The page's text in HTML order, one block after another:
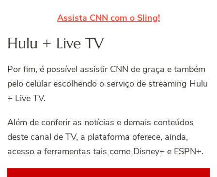
Assista CNN com o Sling!
Hulu + Live TV
Por fim, é possível assistir CNN de graça e também
pelo celular escolhendo o serviço de streaming Hulu
+ Live TV.
Além de conferir as notícias e demais conteúdos
deste canal de TV, a plataforma oferece, ainda,
acesso a ferramentas tais como Disney+ e ESPN+.